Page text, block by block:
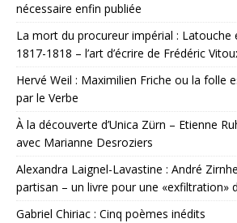
nécessaire enfin publiée
La mort du procureur impérial : Latouche
1817-1818 – l’art d’écrire de Frédéric
Hervé Weil : Maximilien Friche ou la folle
par le Verbe
À la découverte d’Unica Zürn – Etienne
avec Marianne Desroziers
Alexandra Laignel-Lavastine : André
partisan – un livre pour une «exfiltration»
Gabriel Chiriac : Cinq poèmes inédits